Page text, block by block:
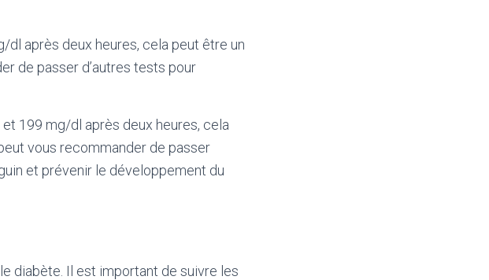
après deux heures, cela peut être un
de passer d’autres tests pour
199 mg/dl après deux heures, cela
vous recommander de passer
et prévenir le développement du
diabète. Il est important de suivre les